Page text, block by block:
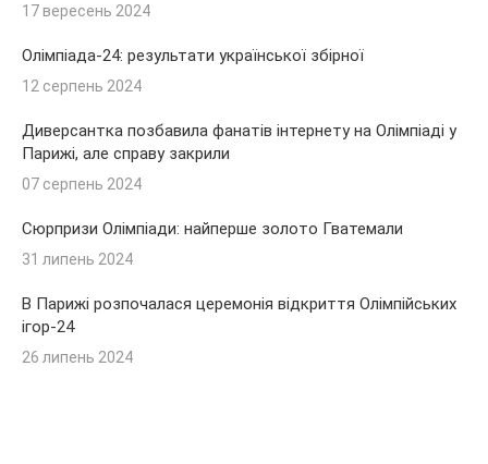
17 вересень 2024
Олімпіада-24: результати української збірної
12 серпень 2024
Диверсантка позбавила фанатів інтернету на Олімпіаді у
Парижі, але справу закрили
07 серпень 2024
Сюрпризи Олімпіади: найперше золото Гватемали
31 липень 2024
В Парижі розпочалася церемонія відкриття Олімпійських
ігор-24
26 липень 2024